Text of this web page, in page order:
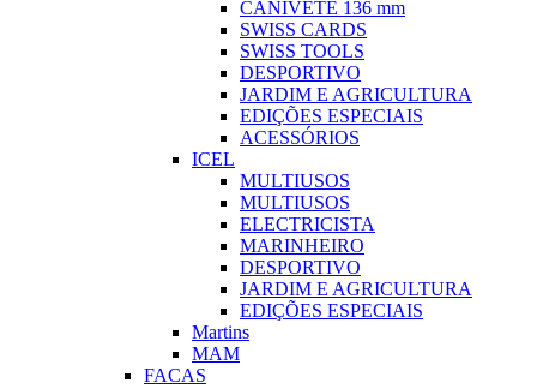
CANIVETE 136 mm
SWISS CARDS
SWISS TOOLS
DESPORTIVO
JARDIM E AGRICULTURA
EDIÇÕES ESPECIAIS
ACESSÓRIOS
ICEL
MULTIUSOS
MULTIUSOS
ELECTRICISTA
MARINHEIRO
DESPORTIVO
JARDIM E AGRICULTURA
EDIÇÕES ESPECIAIS
Martins
MAM
FACAS